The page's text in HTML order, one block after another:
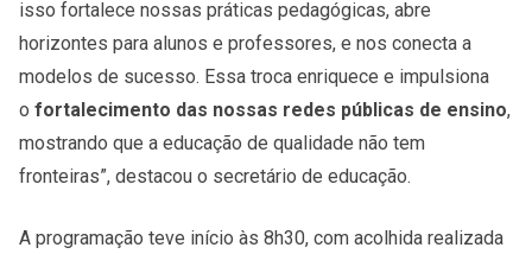
isso fortalece nossas práticas pedagógicas, abre
horizontes para alunos e professores, e nos conecta a
modelos de sucesso. Essa troca enriquece e impulsiona
o fortalecimento das nossas redes públicas de ensino,
mostrando que a educação de qualidade não tem
fronteiras”, destacou o secretário de educação.
A programação teve início às 8h30, com acolhida realizada